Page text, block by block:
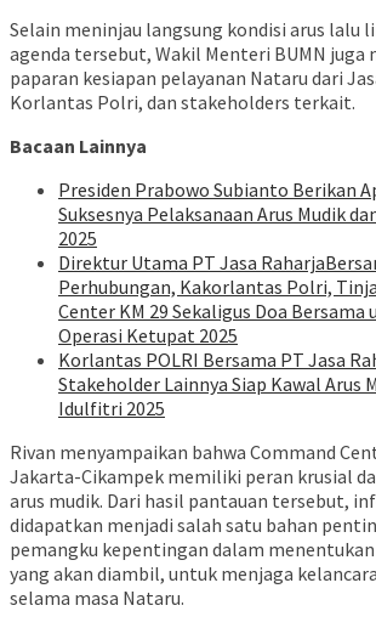
Selain meninjau langsung kondisi arus lalu
agenda tersebut, Wakil Menteri BUMN juga
paparan kesiapan pelayanan Nataru dari
Korlantas Polri, dan stakeholders terkait.
Bacaan Lainnya
Presiden Prabowo Subianto Berikan
Suksesnya Pelaksanaan Arus Mudik
2025
Direktur Utama PT Jasa
Perhubungan, Kakorlantas Polri,
Center KM 29 Sekaligus Doa Bersama
Operasi Ketupat 2025
Korlantas POLRI Bersama PT Jasa
Stakeholder Lainnya Siap Kawal Arus
Idulfitri 2025
Rivan menyampaikan bahwa Command
Jakarta-Cikampek memiliki peran krusial
arus mudik. Dari hasil pantauan tersebut,
didapatkan menjadi salah satu bahan
pemangku kepentingan dalam
yang akan diambil, untuk menjaga
selama masa Nataru.